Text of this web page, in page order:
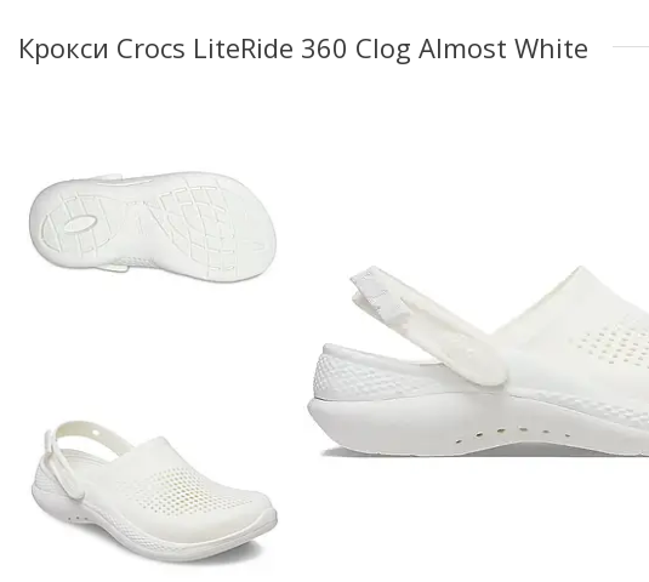
Крокси Crocs LiteRide 360 Clog Almost White